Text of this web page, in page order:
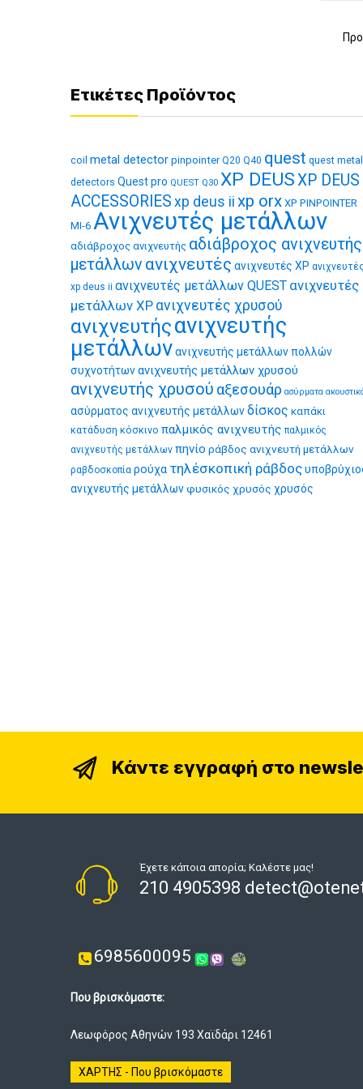
Ετικέτες Προϊόντος
coil metal detector pinpointer Q20 Q40 quest quest metal
detectors Quest pro QUEST Q30 XP DEUSXP DEUS
ACCESSORIES xp deus ii xp orx XP PINPOINTER
MI-6 Ανιχνευτές μετάλλων
αδιάβροχος ανιχνευτής αδιάβροχος ανιχνευτής
μετάλλων ανιχνευτές ανιχνευτές XP
xp deus ii ανιχνευτές μετάλλων QUEST ανιχνευτές
μετάλλων XP ανιχνευτές χρυσού
ανιχνευτήςανιχνευτής
μετάλλωνανιχνευτής μετάλλων πολλών
συχνοτήτωνανιχνευτής μετάλλων χρυσού
ανιχνευτής χρυσού αξεσουάρ ασύρματα
ασύρματος ανιχνευτής μετάλλωνδίσκος καπάκι
κατάδυση κόσκινο παλμικός ανιχνευτής παλμικός
ανιχνευτής μετάλλων πηνίο ράβδος ανιχνευτή μετάλλων
ραβδοσκοπία ρούχα τηλέσκοπική ράβδος
ανιχνευτής μετάλλωνφυσικός χρυσός χρυσός
Κάντε εγγραφή στο
Έχετε κάποια απορία; Καλέστε μας!
210 4905398
6985600095
Που βρισκόμαστε:
Λεωφόρος Αθηνών 193 Χαϊδάρι 12461
ΧΑΡΤΗΣ - Που βρισκόμαστε